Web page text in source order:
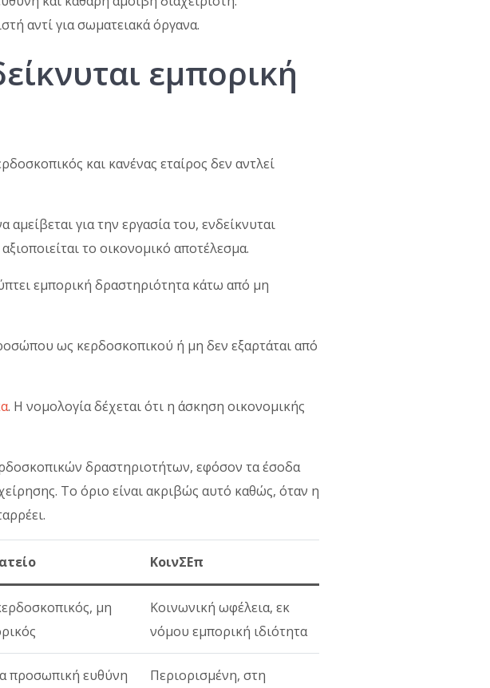
αντί για σωματειακά όργανα.
εμπορική
και κανένας εταίρος δεν αντλεί
για την εργασία του, ενδείκνυται
το οικονομικό αποτέλεσμα.
εμπορική δραστηριότητα κάτω από μη
ως κερδοσκοπικού ή μη δεν εξαρτάται από
. Η νομολογία δέχεται ότι η άσκηση οικονομικής
δραστηριοτήτων, εφόσον τα έσοδα
Το όριο είναι ακριβώς αυτό καθώς, όταν η
ΚοινΣΕπ
μη
Κοινωνική ωφέλεια, εκ
νόμου εμπορική ιδιότητα
προσωπική ευθύνη
Περιορισμένη, στη